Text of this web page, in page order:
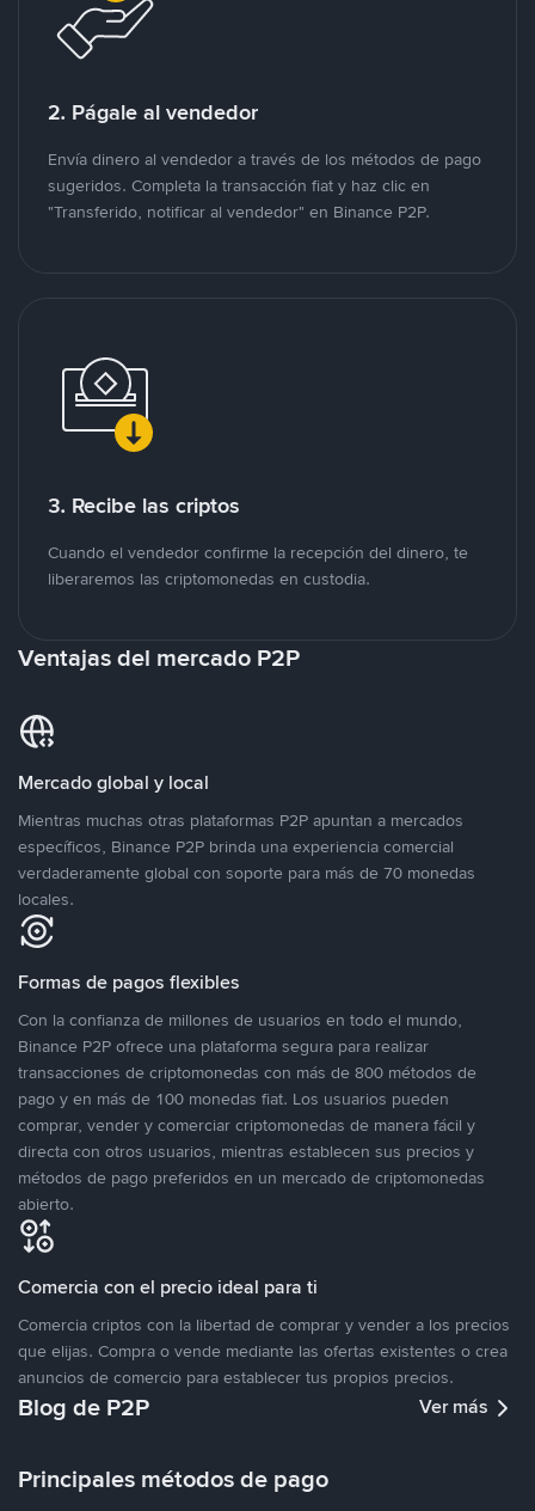
2. Págale al vendedor
Envía dinero al vendedor a través de los métodos de pago
sugeridos. Completa la transacción fiat y haz clic en
"Transferido, notificar al vendedor" en Binance P2P.
3. Recibe las criptos
Cuando el vendedor confirme la recepción del dinero, te
liberaremos las criptomonedas en custodia.
Ventajas del mercado P2P
Mercado global y local
Mientras muchas otras plataformas P2P apuntan a mercados
específicos, Binance P2P brinda una experiencia comercial
verdaderamente global con soporte para más de 70 monedas
locales.
Formas de pagos flexibles
Con la confianza de millones de usuarios en todo el mundo,
Binance P2P ofrece una plataforma segura para realizar
transacciones de criptomonedas con más de 800 métodos de
pago y en más de 100 monedas fiat. Los usuarios pueden
comprar, vender y comerciar criptomonedas de manera fácil y
directa con otros usuarios, mientras establecen sus precios y
métodos de pago preferidos en un mercado de criptomonedas
abierto.
Comercia con el precio ideal para ti
Comercia criptos con la libertad de comprar y vender a los precios
que elijas. Compra o vende mediante las ofertas existentes o crea
anuncios de comercio para establecer tus propios precios.
Blog de P2P Ver más
Principales métodos de pago